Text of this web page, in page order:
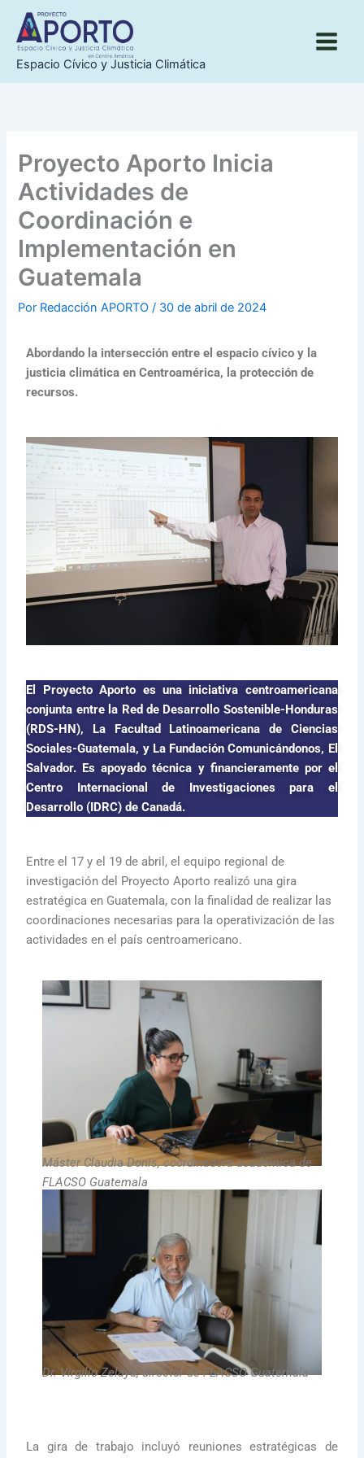
contenido
Espacio Cívico y Justicia Climática
Proyecto Aporto Inicia
Actividades de
Coordinación e
Implementación en
Guatemala
Por Redacción APORTO / 30 de abril de 2024
Abordando la intersección entre el espacio cívico y la
justicia climática en Centroamérica, la protección de
recursos.
El Proyecto Aporto es una iniciativa centroamericana
conjunta entre la Red de Desarrollo Sostenible-Honduras
(RDS-HN), La Facultad Latinoamericana de Ciencias
Sociales-Guatemala, y La Fundación Comunicándonos, El
Salvador. Es apoyado técnica y financieramente por el
Centro Internacional de Investigaciones para el
Desarrollo (IDRC) de Canadá.
Entre el 17 y el 19 de abril, el equipo regional de
investigación del Proyecto Aporto realizó una gira
estratégica en Guatemala, con la finalidad de realizar las
coordinaciones necesarias para la operativización de las
actividades en el país centroamericano.
Máster Claudia Donis, coordinadora académica de
FLACSO Guatemala
Dr. Virgilio Zelaya, director de FLACSO Guatemala
La gira de trabajo incluyó reuniones estratégicas de